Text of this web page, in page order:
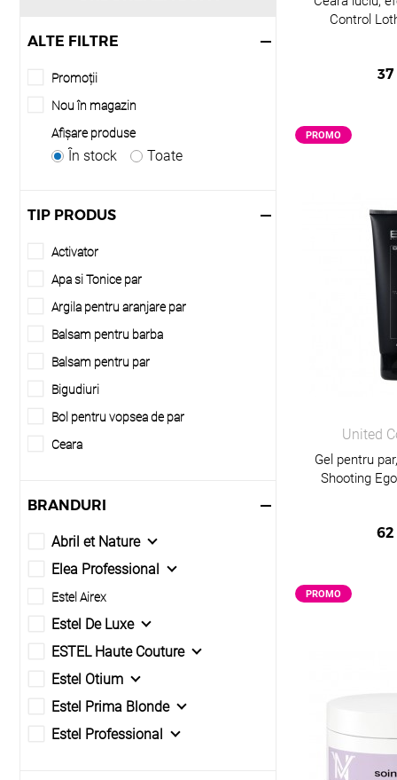
ALTE FILTRE
Promoții
Nou în magazin
Afişare produse
În stock Toate
TIP PRODUS
Activator
Apa si Tonice par
Argila pentru aranjare par
Balsam pentru barba
Balsam pentru par
Bigudiuri
Bol pentru vopsea de par
Ceara
Cream Pasta
BRANDURI
Abril et Nature
Elea Professional
Estel Airex
Estel De Luxe
ESTEL Haute Couture
Estel Otium
Estel Prima Blonde
Estel Professional
Alege produse
CE
✔ concentrație
✔ performanță
✔ rezultate
✔ focus pe
Ce
Sunt produse
Care este
Produsele
Pot folosi
https://
Control
37
United
Gel pentru
Shooting
62
PROMO
PROMO